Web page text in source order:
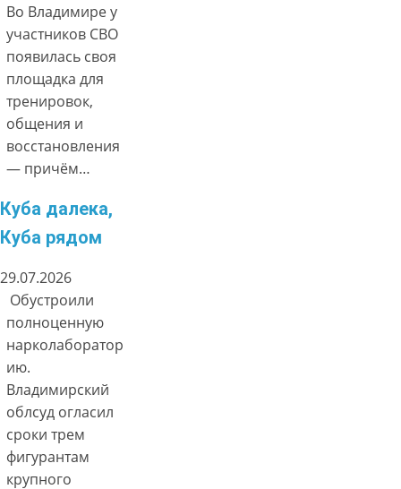
Во Владимире у
участников СВО
появилась своя
площадка для
тренировок,
общения и
восстановления
— причём…
Куба далека,
Куба рядом
29.07.2026
Обустроили
полноценную
нарколаборатор
ию.
Владимирский
облсуд огласил
сроки трем
фигурантам
крупного